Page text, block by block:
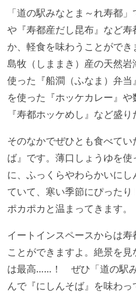
「道の駅みなとま～れ寿都
や『寿都産だし昆布』など
か、軽食を味わうことがで
島牧（しままき）産の天然
使った『船澗（ふなま）弁
を使った『ホッケカレー』
『寿都ホッケめし』など盛り
そのなかでぜひとも食べて
ば』です。薄口しょうゆを
に、ふっくらやわらかいに
ていて、寒い季節にぴった
ポカポカと温まってきます。
イートインスペースからは
ことができますよ。絶景を見
は最高……！ ぜひ「道の駅
んで『にしんそば』を味わっ